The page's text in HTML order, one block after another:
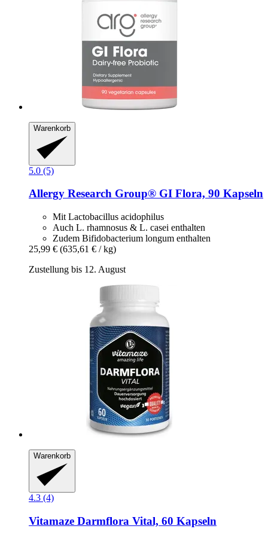
Warenkorb
5.0 (5)
Allergy Research Group® GI Flora, 90 Kapseln
Mit Lactobacillus acidophilus
Auch L. rhamnosus & L. casei enthalten
Zudem Bifidobacterium longum enthalten
25,99 € (635,61 € / kg)
Zustellung bis 12. August
Warenkorb
4.3 (4)
Vitamaze Darmflora Vital, 60 Kapseln